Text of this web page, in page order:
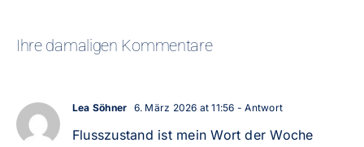
Ihre damaligen Kommentare
Lea Söhner 6. März 2026 at 11:56 - Antwort
Flusszustand ist mein Wort der Woche